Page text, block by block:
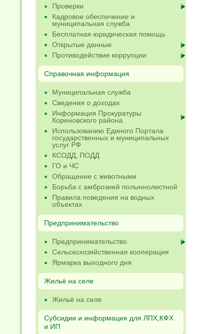
Проверки
Кадровое обеспечение и
муниципальная служба
Бесплатная юридическая помощь
Открытые данные
Противодействие коррупции
Справочная информация
Муниципальная служба
Сведения о доходах
Информация Прокуратуры
Кореновского района
Использованию Единого Портала
государственных и муниципальных
услуг РФ
КСОДД, ПОДД
ГО и ЧС
Обращение с животными
Борьба с амброзией полыннолистной
Правила поведения на водных
объектах
Предпринимательство
Предпринимательство
Сельскохозяйственная кооперация
Ярмарка выходного дня
Жильё на селе
Жильё на селе
Субсидии и информация для ЛПХ,КФХ
и ИП